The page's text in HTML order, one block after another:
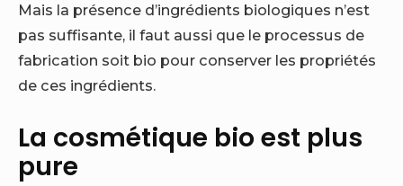
Mais la présence d’ingrédients biologiques n’est
pas suffisante, il faut aussi que le processus de
fabrication soit bio pour conserver les propriétés
de ces ingrédients.
La cosmétique bio est plus
pure